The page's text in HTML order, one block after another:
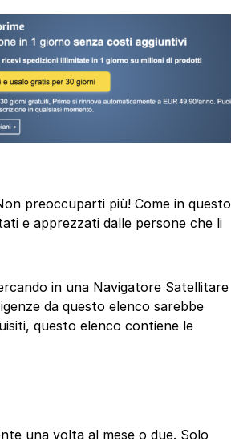
preoccuparti più! Come in questo
e apprezzati dalle persone che li
in una Navigatore Satellitare
da questo elenco sarebbe
questo elenco contiene le
una volta al mese o due. Solo